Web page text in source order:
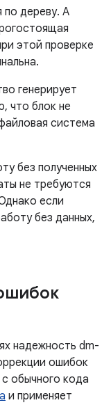
по дереву. А
этой проверке
генерирует
что блок не
система
без полученных
не требуются
если
без данных,
надежность dm-
ошибок
с обычного кода
и применяет